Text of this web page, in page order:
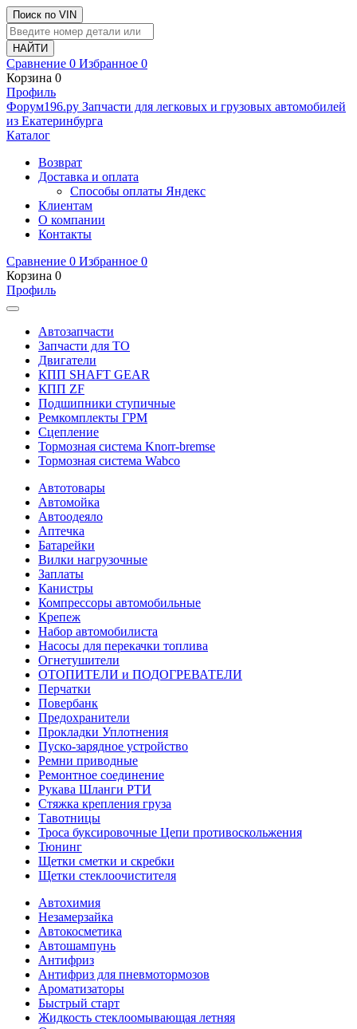
Поиск по VIN
Сравнение 0 Избранное 0
Корзина 0
Профиль
Фoрум196.ру Запчасти для легковых и грузовых автомобилей
из Екатеринбурга
Каталог
Возврат
Доставка и оплата
Способы оплаты Яндекс
Клиентам
О компании
Контакты
Сравнение 0 Избранное 0
Корзина 0
Профиль
Автозапчасти
Запчасти для ТО
Двигатели
КПП SHAFT GEAR
КПП ZF
Подшипники ступичные
Ремкомплекты ГРМ
Сцепление
Тормозная система Knorr-bremse
Тормозная система Wabco
Автотовары
Автомойка
Автоодеяло
Аптечка
Батарейки
Вилки нагрузочные
Заплаты
Канистры
Компрессоры автомобильные
Крепеж
Набор автомобилиста
Насосы для перекачки топлива
Огнетушители
ОТОПИТЕЛИ и ПОДОГРЕВАТЕЛИ
Перчатки
Повербанк
Предохранители
Прокладки Уплотнения
Пуско-зарядное устройство
Ремни приводные
Ремонтное соединение
Рукава Шланги РТИ
Стяжка крепления груза
Тавотницы
Троса буксировочные Цепи противоскольжения
Тюнинг
Щетки сметки и скребки
Щетки стеклоочистителя
Автохимия
Незамерзайка
Автокосметика
Автошампунь
Антифриз
Антифриз для пневмотормозов
Ароматизаторы
Быстрый старт
Жидкость стеклоомывающая летняя